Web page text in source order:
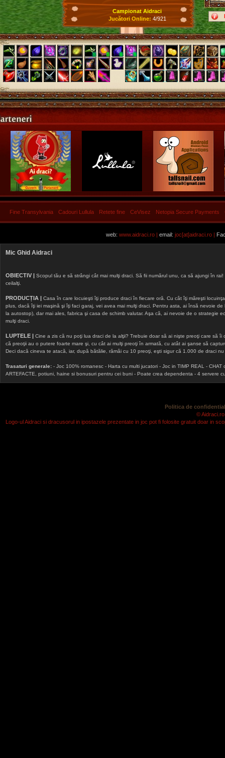
Campionat Aidraci
Jucători Online: 4/921
Fine Transylvania Cadouri Lullula Retete fine CeVisez Netopia Secure Payments
web: www.aidraci.ro | email: joc[at]aidraci.ro |
Mic Ghid Aidraci
OBIECTIV | Scopul tău e să strângi cât mai mulţi draci. Să fii numărul unu, ca să ajungi în
ceilalţi.
PRODUCȚIA | Casa în care locuieşti îţi produce draci în fiecare oră. Cu cât îţi măreşti
plus, dacă îţi iei maşină şi îţi faci garaj, vei avea mai mulţi draci. Pentru asta, ai însă nevoie
la autostop), dar mai ales, fabrica şi casa de schimb valutar. Aşa că, ai nevoie de o strategie
mulţi draci.
LUPTELE | Cine a zis că nu poţi lua draci de la alţii? Trebuie doar să ai nişte preoţi care să
că preoţii au o putere foarte mare şi, cu cât ai mulţi preoţi în armată, cu atât ai şanse să
Deci dacă cineva te atacă, iar, după bătălie, rămâi cu 10 preoţi, eşti sigur că 1.000 de draci
Trasaturi generale: - Joc 100% romanesc - Harta cu multi jucatori - Joc in TIMP REAL -
ARTEFACTE, potiuni, haine si bonusuri pentru cei buni - Poate crea dependenta - 4 servere
Politica de
©
Logo-ul Aidraci si dracusorul in ipostazele prezentate in joc pot fi folosite gratuit doar in